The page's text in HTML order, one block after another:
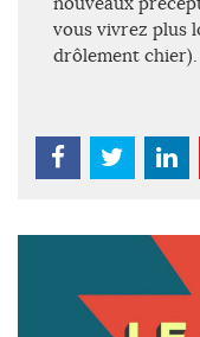
vous vivrez plus
drôlement chier).